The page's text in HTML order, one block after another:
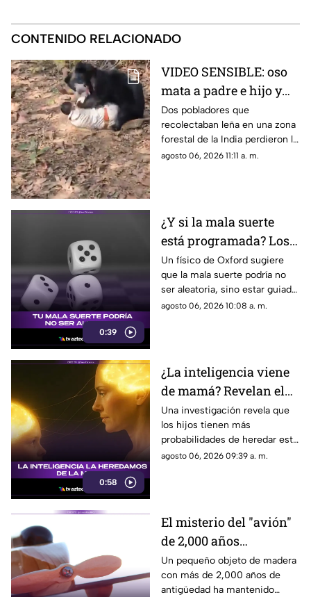
CONTENIDO RELACIONADO
VIDEO SENSIBLE: oso
mata a padre e hijo y
deja a una persona
herida
Dos pobladores que
recolectaban leña en una zona
forestal de la India perdieron la
vida; un oficial fue reportado
agosto 06, 2026 11:11 a. m.
0:39
¿Y si la mala suerte
está programada? Los
patrones ocultos detrás
del azar
Un físico de Oxford sugiere
que la mala suerte podría no
ser aleatoria, sino estar guiada
por leyes ocultas y fuerzas
agosto 06, 2026 10:08 a. m.
0:58
¿La inteligencia viene
de mamá? Revelan el
rol clave de los genes
maternos
Una investigación revela que
los hijos tienen más
probabilidades de heredar este
rasgo de sus madres gracias al
agosto 06, 2026 09:39 a. m.
El misterio del "avión"
de 2,000 años
descubierto en el
antiguo Egipto
Un pequeño objeto de madera
con más de 2,000 años de
antigüedad ha mantenido